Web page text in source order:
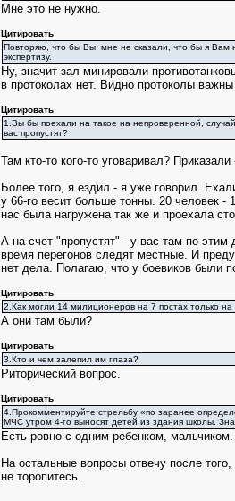
Мне это не нужно.
Цитировать
Повторяю, что бы Вы мне не сказали, что бы я Вам
экспертизу.
Ну, значит зал минировали
в протоколах нет. Видно протоколы
Цитировать
1.Вы бы поехали на такое на непроверенной,
вас пропустят?
Там кто-то кого-то уговаривал?
Более того, я ездил - я уже говорил.
у 66-го весит больше тонны. 20 человек -
нас была нагружена так же и проехала
А на счет "пропустят" - у вас там по этим
время перегонов следят местные. И
нет дела. Полагаю, что у боевиков были
Цитировать
2.Как могли 14 милиционеров на 7 постах только
А они там были?
Цитировать
3.Кто и чем залепил им глаза?
Риторический вопрос.
Цитировать
4.Прокомментируйте стрельбу «по заранее
МЧС утром 4-го выносят детей из здания школы.
Есть ровно с одним ребенком,
На остальные вопросы отвечу после
не торопитесь.